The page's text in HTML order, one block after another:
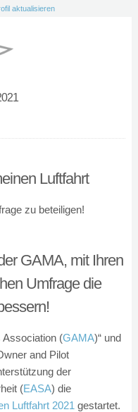
aktualisieren
Luftfahrt
zu beteiligen!
GAMA, mit Ihren
Umfrage die
Association (GAMA)“ und
and Pilot
der
(EASA) die
Luftfahrt 2021 gestartet.